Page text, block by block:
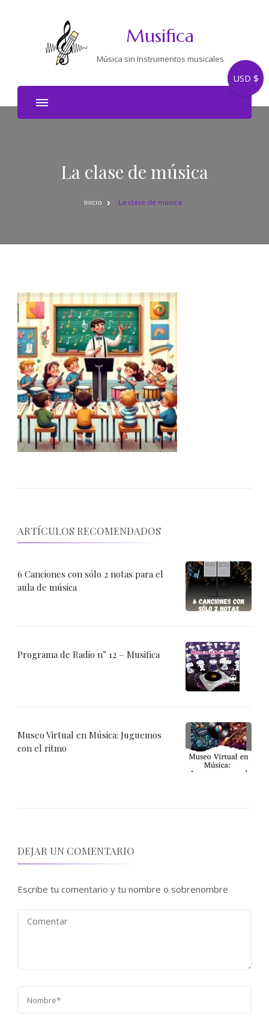
Musifica
Música sin Instrumentos musicales
La clase de música
Inicio La clase de música
ARTÍCULOS RECOMENDADOS
6 Canciones con sólo 2 notas para el
aula de música
Programa de Radio n° 12 – Musifica
Museo Virtual en Música: Juguemos
con el ritmo
DEJAR UN COMENTARIO
Escribe tu comentario y tu nombre o sobrenombre
USD $